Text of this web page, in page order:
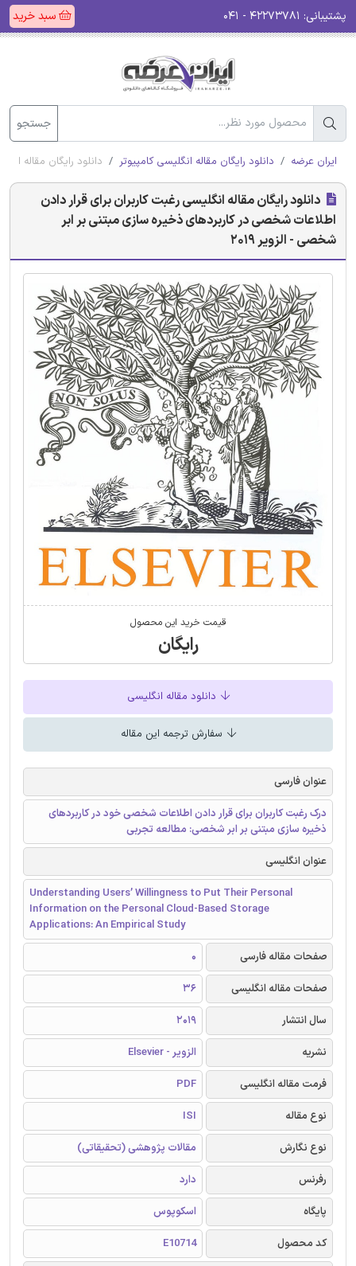
پشتیبانی: سبد خرید
جستجو
ایران عرضه دانلود رایگان مقاله انگلیسی کامپیوتر دانلود رایگان مقاله
دانلود رایگان مقاله انگلیسی رغبت کاربران برای قرار دادن
اطلاعات شخصی در کاربردهای ذخیره سازی مبتنی بر ابر
شخصی - الزویر 2019
قیمت خرید این محصول
رایگان
دانلود مقاله انگلیسی
سفارش ترجمه این مقاله
عنوان فارسی
درک رغبت کاربران برای قرار دادن اطلاعات شخصی خود در کاربردهای
ذخیره سازی مبتنی بر ابر شخصی: مطالعه تجربی
عنوان انگلیسی
Understanding Users’ Willingness to Put Their Personal
Information on the Personal Cloud-Based Storage
Applications: An Empirical Study
صفحات مقاله فارسی
0
صفحات مقاله انگلیسی
36
سال انتشار
2019
نشریه
الزویر - Elsevier
فرمت مقاله انگلیسی
PDF
نوع مقاله
ISI
نوع نگارش
مقالات پژوهشی (تحقیقاتی)
رفرنس
دارد
پایگاه
اسکوپوس
کد محصول
E10714